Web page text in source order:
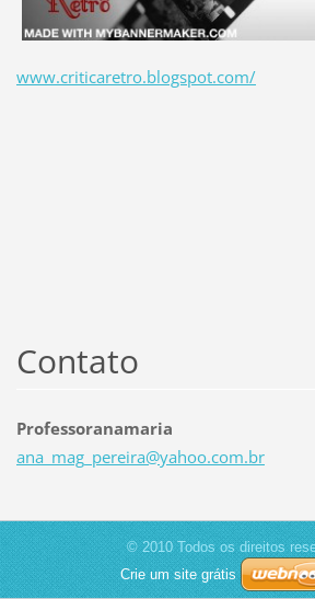
www.criticaretro.blogspot.com/
Contato
Professoranamaria
ana_mag_ pereira@yahoo.com.br
© 2010 Todos os direitos
Crie um site grátis